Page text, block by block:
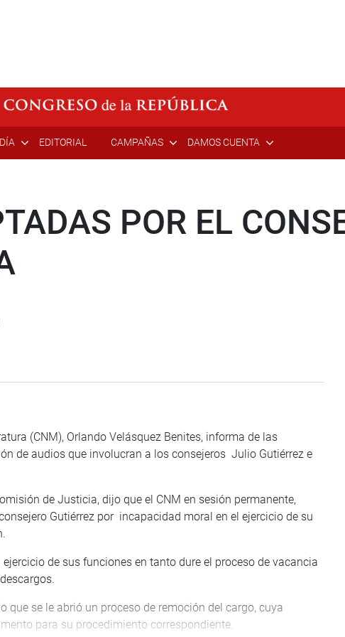
EDITORIAL CAMPAÑAS DAMOS CUENTA
POR EL
(CNM), Orlando Velásquez Benites, informa de las
de audios que involucran a los consejeros Julio Gutiérrez e
de Justicia, dijo que el CNM en sesión permanente,
Gutiérrez por incapacidad moral en el ejercicio de su
de sus funciones en tanto dure el proceso de vacancia
que se le abrió un proceso de remoción del cargo, cuya
para su procedimiento correspondiente.